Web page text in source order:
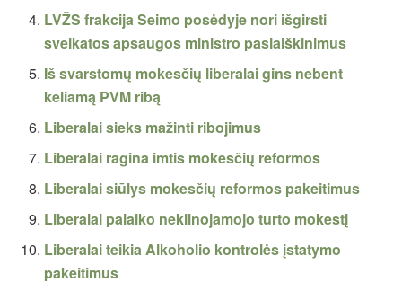
LVŽS frakcija Seimo posėdyje nori išgirsti
sveikatos apsaugos ministro pasiaiškinimus
Iš svarstomų mokesčių liberalai gins nebent
keliamą PVM ribą
Liberalai sieks mažinti ribojimus
Liberalai ragina imtis mokesčių reformos
Liberalai siūlys mokesčių reformos pakeitimus
Liberalai palaiko nekilnojamojo turto mokestį
Liberalai teikia Alkoholio kontrolės įstatymo
pakeitimus